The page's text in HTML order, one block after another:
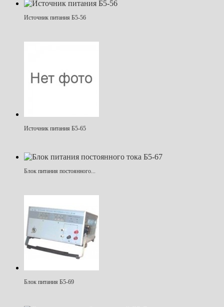
Источник питания Б5-56
Источник питания Б5-65
Блок питания постоянного...
Блок питания Б5-69